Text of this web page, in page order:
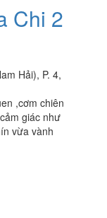
Chi 2
Hải), P. 4,
,cơm chiên
giác như
vừa vành